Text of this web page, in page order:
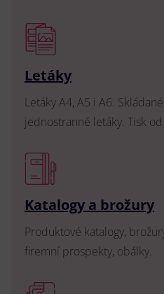
Letáky
Letáky A4, A5 i A6.
jednostranné letáky. Tisk
Katalogy a brožury
Produktové katalogy,
firemní prospekty, obálky.